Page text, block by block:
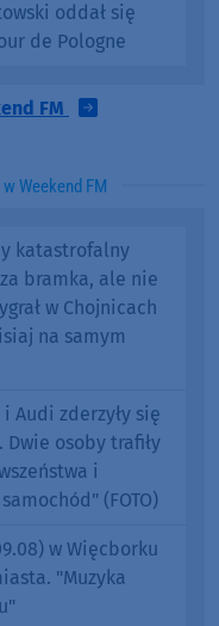
oddał się
de Pologne
FM
w Weekend FM
katastrofalny
bramka, ale nie
w Chojnicach
na samym
i Audi zderzyły się
Dwie osoby trafiły
i
(FOTO)
w Więcborku
"Muzyka